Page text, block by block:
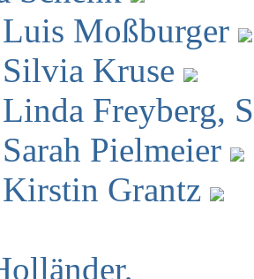
Moßburger
Kruse
Freyberg,
Pielmeier
Grantz